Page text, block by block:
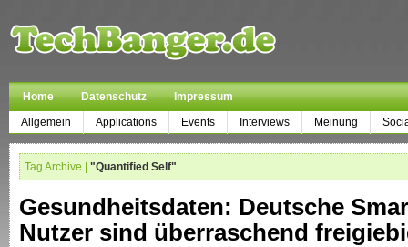
Home Datenschutz
Impressum
Allgemein
Applications Events Interviews Meinung
Tag Archive | "Quantified Self"
Gesundheitsdaten: Deutsche
Nutzer sind überraschend